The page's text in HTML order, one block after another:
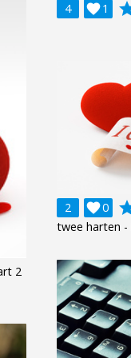
4 1

2
2 0

twee harten -